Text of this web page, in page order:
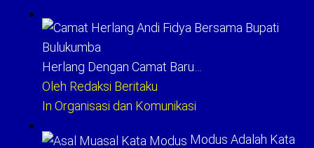
Herlang Dengan Camat Baru…
Oleh Redaksi Beritaku
In Organisasi dan Komunikasi
Modus Adalah Kata